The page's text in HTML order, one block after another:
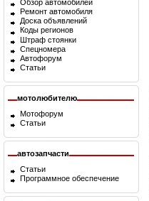
Обзор автомобилей
Ремонт автомобиля
Доска объявлений
Коды регионов
Штраф стоянки
Спецномера
Автофорум
Статьи
мотолюбителю
Мотофорум
Статьи
автозапчасти
Статьи
Программное обеспечение